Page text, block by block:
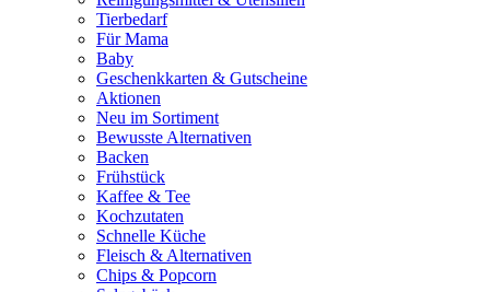
Tierbedarf
Für Mama
Baby
Geschenkkarten & Gutscheine
Aktionen
Neu im Sortiment
Bewusste Alternativen
Backen
Frühstück
Kaffee & Tee
Kochzutaten
Schnelle Küche
Fleisch & Alternativen
Chips & Popcorn